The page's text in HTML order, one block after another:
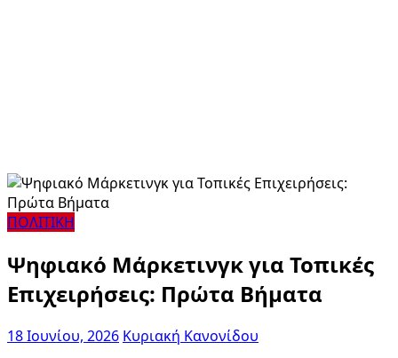
ΠΟΛΙΤΙΚΗ
Ψηφιακό Μάρκετινγκ για Τοπικές
Επιχειρήσεις: Πρώτα Βήματα
18 Ιουνίου, 2026 Κυριακή Κανονίδου